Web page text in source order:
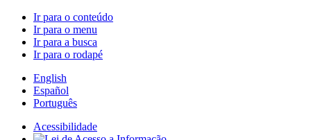
Ir para o conteúdo
Ir para o menu
Ir para a busca
Ir para o rodapé
English
Español
Português
Acessibilidade